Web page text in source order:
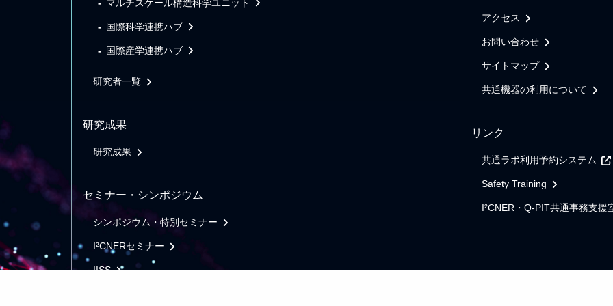
マルチスケール構造科学ユニット
国際科学連携ハブ
国際産学連携ハブ
研究者一覧
研究成果
研究成果
セミナー・シンポジウム
シンポジウム・特別セミナー
I²CNERセミナー
IISS
アクセス
お問い合わせ
サイトマップ
共通機器の利用について
リンク
共通ラボ利用予約システム
Safety Training
I²CNER・Q-PIT共通事務支援